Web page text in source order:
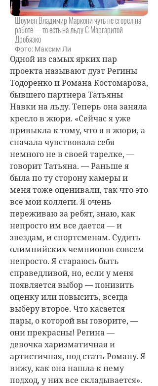
Шоумен Владимир Маркони чуть не сгорел на
работе — то есть на льду С Маргаритой
Дробязко
Фото: Максим Ли
Одной из самых ярких пар
проекта называют дуэт Регины
Тодоренко и Романа Костомарова,
бывшего партнера Татьяны
Навки на льду. Теперь она заняла
кресло в жюри. «Сейчас я уже
привыкла к тому, что я в жюри, а
сначала чувствовала себя
немного не в своей тарелке, —
говорит Татьяна. — Раньше я
была по ту сторону камеры и
меня тоже оценивали, так что это
все мои коллеги. Я очень
переживаю за ребят, знаю, как
непросто им все дается — и
звездам, и спортсменам. Судить
олимпийских чемпионов совсем
непросто. Я стараюсь быть
справедливой, но, если у меня
появляется выбор — понизить
оценку или повысить, всегда
выберу второе. Что касается
пары, о которой вы говорите, —
они прекрасны! Регина —
девочка харизматичная и
артистичная, под стать Роману. Я
вижу, как она нашла к нему
подход, у них все складывается».